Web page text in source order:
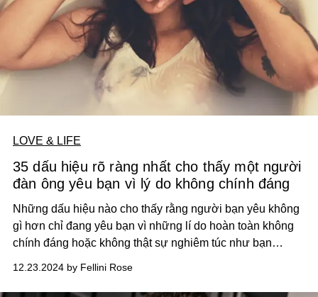
LOVE & LIFE
35 dấu hiệu rõ ràng nhất cho thấy một người
đàn ông yêu bạn vì lý do không chính đáng
N hững dấu hiệu nào cho thấy rằng người bạn yêu không
gì hơn chỉ đang yêu bạn vì những lí do hoàn toàn không
chính đáng hoặc không thật sự nghiêm túc như bạn
12.23.2024 by Fellini Rose